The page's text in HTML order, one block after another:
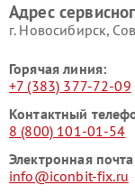
Адрес
г. Новосибирск,
Горячая линия:
+7 (383) 377-72-09
Контактный
8 (800) 101-01-54
Электронная
info@iconbit-fix.ru